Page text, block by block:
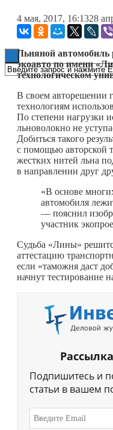
Книги
4 мая, 2017, 16:1328
Льняной автомобиль
экоавто по имени
технологическом
В своем авторешении
технологиям
По степени нагрузки
льноволокно не
Добиться такого
с помощью авторской
жестких нитей льна
в направлении друг
«В основе
автомобиля
— пояснил
участник
Судьба «Лины»
аттестацию
если «таможня даст
начнут тестирование
Подпишитесь и
статьи в вашем